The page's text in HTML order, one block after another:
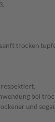
trocken
bei
und